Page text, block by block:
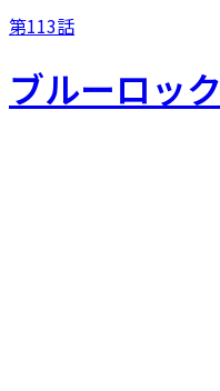
第113話
ブルーロック